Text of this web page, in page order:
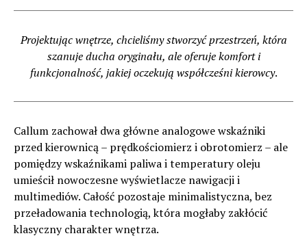
Projektując wnętrze, chcieliśmy stworzyć przestrzeń, która
szanuje ducha oryginału, ale oferuje komfort i
funkcjonalność, jakiej oczekują współcześni kierowcy.
Callum zachował dwa główne analogowe wskaźniki
przed kierownicą – prędkościomierz i obrotomierz – ale
pomiędzy wskaźnikami paliwa i temperatury oleju
umieścił nowoczesne wyświetlacze nawigacji i
multimediów. Całość pozostaje minimalistyczna, bez
przeładowania technologią, która mogłaby zakłócić
klasyczny charakter wnętrza.